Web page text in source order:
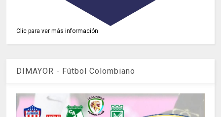
Clic para ver más información
DIMAYOR - Fútbol Colombiano